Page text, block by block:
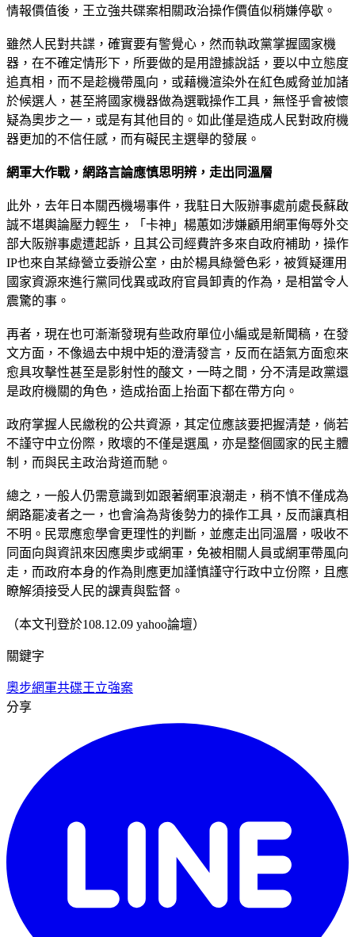
情報價值後，王立強共碟案相關政治操作價值似稍嫌停歇。
雖然人民對共諜，確實要有警覺心，然而執政黨掌握國家機
器，在不確定情形下，所要做的是用證據說話，要以中立態度
追真相，而不是趁機帶風向，或藉機渲染外在紅色威脅並加諸
於候選人，甚至將國家機器做為選戰操作工具，無怪乎會被懷
疑為奧步之一，或是有其他目的。如此僅是造成人民對政府機
器更加的不信任感，而有礙民主選舉的發展。
網軍大作戰，網路言論應慎思明辨，走出同溫層
此外，去年日本關西機場事件，我駐日大阪辦事處前處長蘇啟
誠不堪輿論壓力輕生，「卡神」楊蕙如涉嫌顧用網軍侮辱外交
部大阪辦事處遭起訴，且其公司經費許多來自政府補助，操作
IP也來自某綠營立委辦公室，由於楊具綠營色彩，被質疑運用
國家資源來進行黨同伐異或政府官員卸責的作為，是相當令人
震驚的事。
再者，現在也可漸漸發現有些政府單位小編或是新聞稿，在發
文方面，不像過去中規中矩的澄清發言，反而在語氣方面愈來
愈具攻擊性甚至是影射性的酸文，一時之間，分不清是政黨還
是政府機關的角色，造成抬面上抬面下都在帶方向。
政府掌握人民繳稅的公共資源，其定位應該要把握清楚，倘若
不謹守中立份際，敗壞的不僅是選風，亦是整個國家的民主體
制，而與民主政治背道而馳。
總之，一般人仍需意識到如跟著網軍浪潮走，稍不慎不僅成為
網路罷凌者之一，也會淪為背後勢力的操作工具，反而讓真相
不明。民眾應愈學會更理性的判斷，並應走出同溫層，吸收不
同面向與資訊來因應奧步或網軍，免被相關人員或網軍帶風向
走，而政府本身的作為則應更加謹慎謹守行政中立份際，且應
瞭解須接受人民的課責與監督。
（本文刊登於108.12.09 yahoo論壇）
關鍵字
奧步網軍共碟王立強案
分享